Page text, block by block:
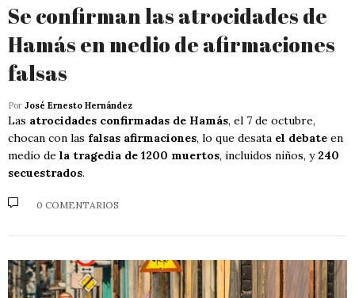
Se confirman las atrocidades de
Hamás en medio de afirmaciones
falsas
Por José Ernesto Hernández
Las atrocidades confirmadas de Hamás, el 7 de octubre,
chocan con las falsas afirmaciones, lo que desata el debate en
medio de la tragedia de 1200 muertos, incluidos niños, y 240
secuestrados.
0 COMENTARIOS